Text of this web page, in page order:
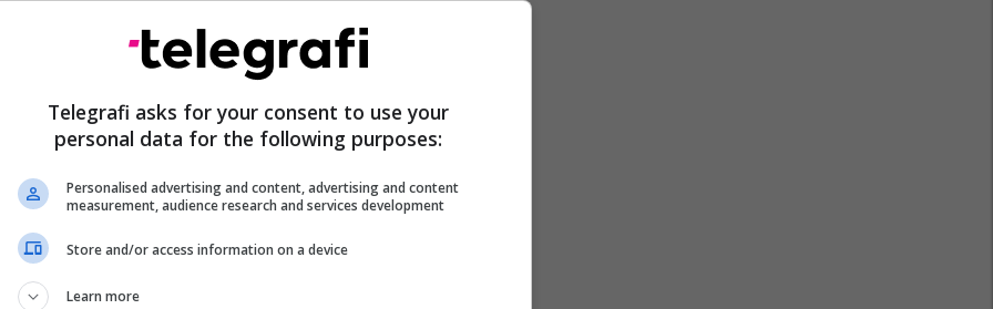
dhe tradhtitë e shqiptarëve
Pasha, Gani dhe Esat Toptani, qisnin
deheshin e bënin zhurmë duke e
Telegrafi asks for your consent to use your
personal data for the following purposes:
Personalised advertising and content, advertising and content
measurement, audience research and services development
Store and/or access information on a device
Learn more